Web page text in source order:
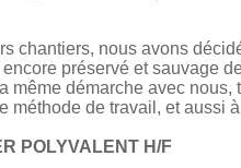
chantiers, nous avons
préservé et sauvage de
même démarche avec
méthode de travail, et aussi
POLYVALENT H/F